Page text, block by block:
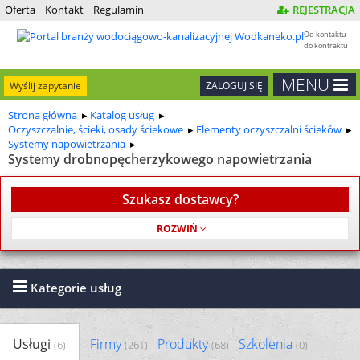
Oferta Kontakt Regulamin REJESTRACJA
Od kontaktu
do kontraktu
MENU
ZALOGUJ SIĘ
Wyślij zapytanie
Strona główna
Katalog usług
Oczyszczalnie, ścieki, osady ściekowe
Elementy oczyszczalni ścieków
Systemy napowietrzania
Systemy drobnopęcherzykowego napowietrzania
Usługi (6) Firmy(261) Produkty(68) Szkolenia (0)
Kategorie usług
Szukasz dostawcy?
Usługa jest bezpłatna